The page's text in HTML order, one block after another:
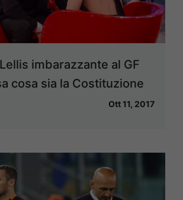
imbarazzante al GF
cosa sia la Costituzione
Ott 11, 2017